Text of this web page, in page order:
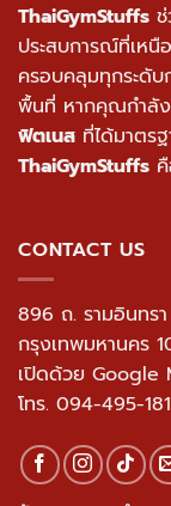
ThaiGymStuffs
ประสบการณ์ที่เห
ครอบคลุมทุกระดับ
พื้นที่ หากคุณกำลั
ฟิตเนส ที่ได้มาตร
ThaiGymStuffs
CONTACT US
896 ถ. รามอินทร
กรุงเทพมหานคร
เปิดด้วย Google
โทร. 094-495-